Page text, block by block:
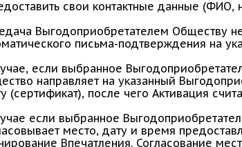
свои контактные данные
Выгодоприобретателем Обществу
письма-подтверждения на
если выбранное
направляет на указанный
(сертификат), после чего Активация
если выбранное
место, дату и время
Впечатления. Согласование